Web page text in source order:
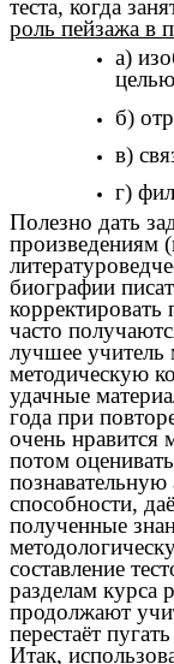
теста, когда
роль пейзажа в
а)
б)
в)
г)
Полезно дать
произведениям
биографии
часто
лучшее
методическую
удачные
года при
очень нравится
потом
познавательную
способности,
полученные
составление
разделам курса
продолжают
перестаёт
Итак,